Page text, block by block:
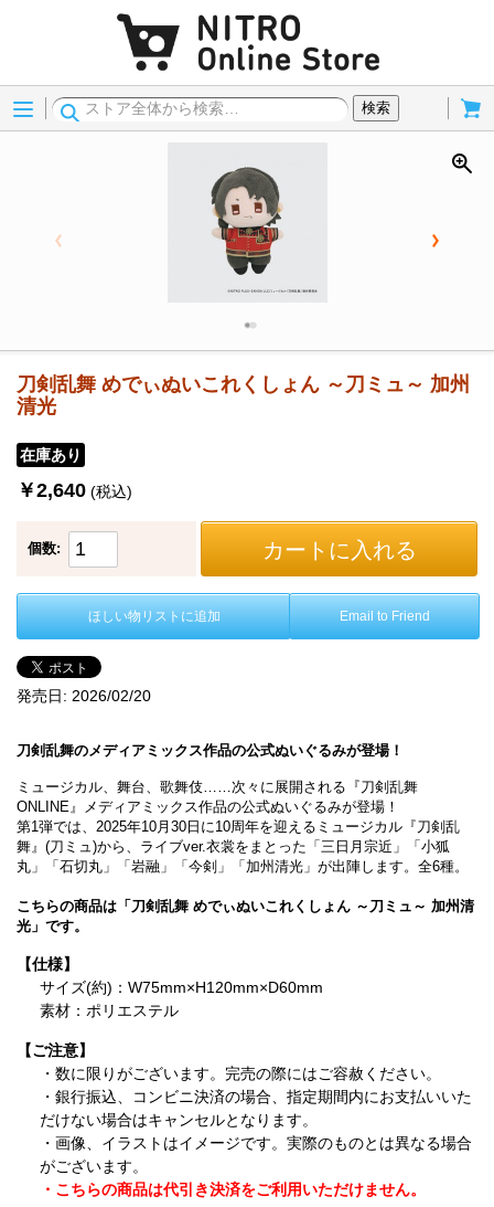
Menu
検索
刀剣乱舞 めでぃぬいこれくしょん ～刀ミュ～ 加州
清光
在庫あり
￥2,640 (税込)
個数: カートに入れる
ほしい物リストに追加 Email to Friend
発売日: 2026/02/20
刀剣乱舞のメディアミックス作品の公式ぬいぐるみが登場！
ミュージカル、舞台、歌舞伎……次々に展開される『刀剣乱舞
ONLINE』メディアミックス作品の公式ぬいぐるみが登場！
第1弾では、2025年10月30日に10周年を迎えるミュージカル『刀剣乱
舞』(刀ミュ)から、ライブver.衣裳をまとった「三日月宗近」「小狐
丸」「石切丸」「岩融」「今剣」「加州清光」が出陣します。全6種。
こちらの商品は「刀剣乱舞 めでぃぬいこれくしょん ～刀ミュ～ 加州清
光」です。
【仕様】
サイズ(約)：W75mm×H120mm×D60mm
素材：ポリエステル
【ご注意】
・数に限りがございます。完売の際にはご容赦ください。
・銀行振込、コンビニ決済の場合、指定期間内にお支払いいた
だけない場合はキャンセルとなります。
・画像、イラストはイメージです。実際のものとは異なる場合
がございます。
・こちらの商品は代引き決済をご利用いただけません。